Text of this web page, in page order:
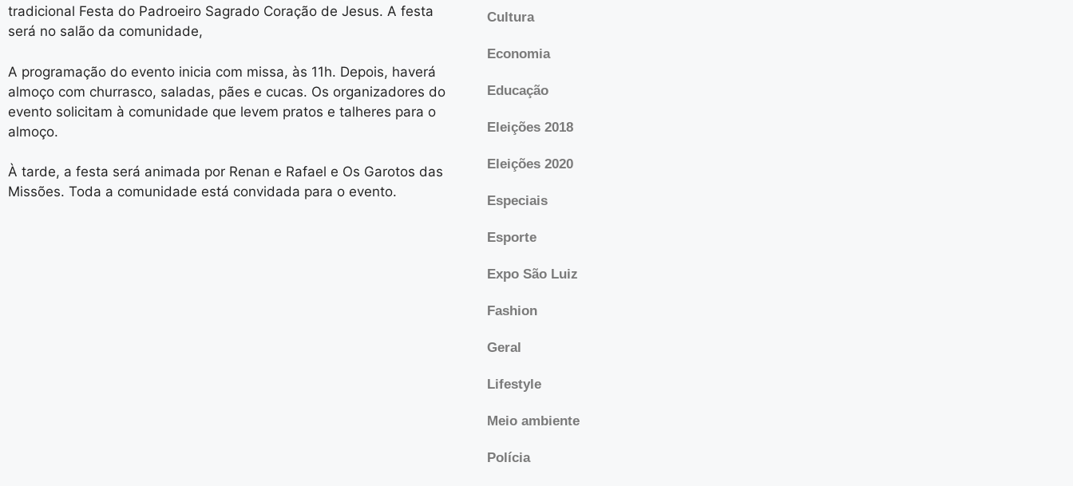
tradicional Festa do Padroeiro Sagrado Coração de Jesus. A festa
será no salão da comunidade,
A programação do evento inicia com missa, às 11h. Depois, haverá
almoço com churrasco, saladas, pães e cucas. Os organizadores do
evento solicitam à comunidade que levem pratos e talheres para o
almoço.
À tarde, a festa será animada por Renan e Rafael e Os Garotos das
Missões. Toda a comunidade está convidada para o evento.
Cultura
Economia
Educação
Eleições 2018
Eleições 2020
Especiais
Esporte
Expo São Luiz
Fashion
Geral
Lifestyle
Meio ambiente
Polícia